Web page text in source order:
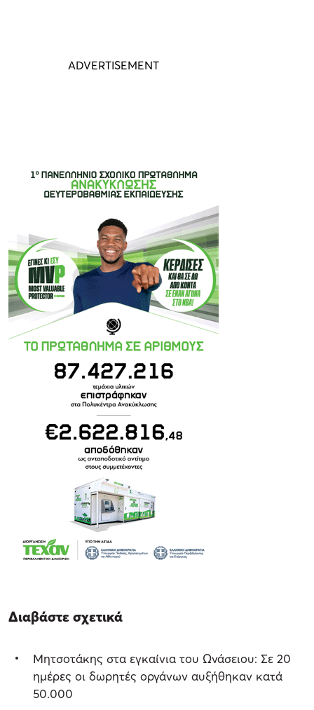
Διαβάστε σχετικά
Μητσοτάκης στα εγκαίνια του Ωνάσειου: Σε 20
ημέρες οι δωρητές οργάνων αυξήθηκαν κατά
50.000